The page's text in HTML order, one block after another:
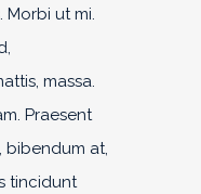
Morbi ut mi.
massa.
Praesent
bibendum at,
tincidunt